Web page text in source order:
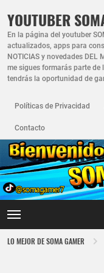
YOUTUBER
En la página del youtuber
actualizados, apps para
NOTICIAS y novedades DEL
me sigues formarás parte de
tendrás la oportunidad de
Políticas de Privacidad
Contacto
LO MEJOR DE SOMA GAMER